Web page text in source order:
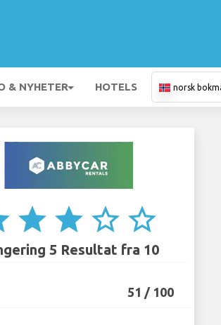
& NYHETER HOTELS norsk
star star star_border star_border
5 Resultat fra 10
51 / 100